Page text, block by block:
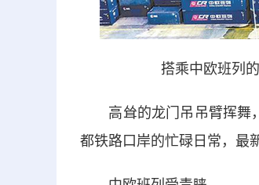
搭乘中欧班列
高耸的龙门吊吊臂挥舞
都铁路口岸的忙碌日常，最